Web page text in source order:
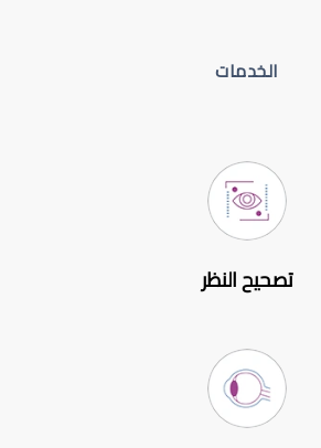
الخدمات
تصحيح النظر